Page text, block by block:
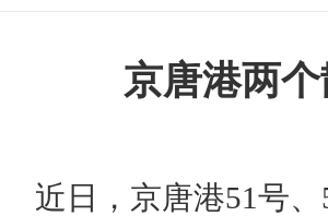
京唐港两
近日，京唐港51号